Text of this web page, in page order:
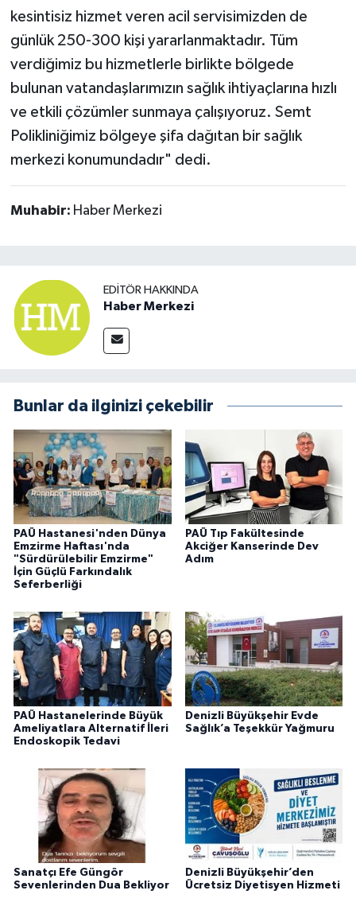
kesintisiz hizmet veren acil servisimizden de
günlük 250-300 kişi yararlanmaktadır. Tüm
verdiğimiz bu hizmetlerle birlikte bölgede
bulunan vatandaşlarımızın sağlık ihtiyaçlarına hızlı
ve etkili çözümler sunmaya çalışıyoruz. Semt
Polikliniğimiz bölgeye şifa dağıtan bir sağlık
merkezi konumundadır" dedi.
Muhabir: Haber Merkezi
EDITÖR HAKKINDA
Haber Merkezi
Bunlar da ilginizi çekebilir
PAÜ Hastanesi'nden Dünya
Emzirme Haftası'nda
"Sürdürülebilir Emzirme"
İçin Güçlü Farkındalık
Seferberliği
PAÜ Tıp Fakültesinde
Akciğer Kanserinde Dev
Adım
PAÜ Hastanelerinde Büyük
Ameliyatlara Alternatif İleri
Endoskopik Tedavi
Denizli Büyükşehir Evde
Sağlık’a Teşekkür Yağmuru
Sanatçı Efe Güngör
Sevenlerinden Dua Bekliyor
Denizli Büyükşehir’den
Ücretsiz Diyetisyen Hizmeti